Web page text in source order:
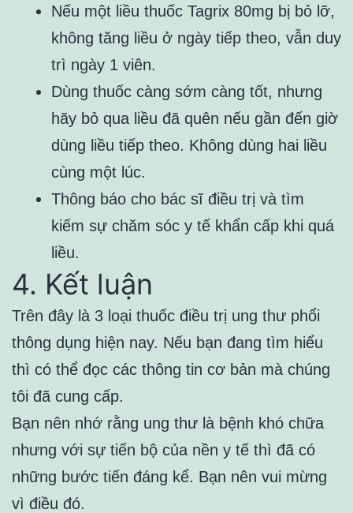
Nếu một liều thuốc Tagrix 80mg bị bỏ lỡ,
không tăng liều ở ngày tiếp theo, vẫn duy
trì ngày 1 viên.
Dùng thuốc càng sớm càng tốt, nhưng
hãy bỏ qua liều đã quên nếu gần đến giờ
dùng liều tiếp theo. Không dùng hai liều
cùng một lúc.
Thông báo cho bác sĩ điều trị và tìm
kiếm sự chăm sóc y tế khẩn cấp khi quá
liều.
4. Kết luận
Trên đây là 3 loại thuốc điều trị ung thư phổi
thông dụng hiện nay. Nếu bạn đang tìm hiểu
thì có thể đọc các thông tin cơ bản mà chúng
tôi đã cung cấp.
Bạn nên nhớ rằng ung thư là bệnh khó chữa
nhưng với sự tiến bộ của nền y tế thì đã có
những bước tiến đáng kể. Bạn nên vui mừng
vì điều đó.